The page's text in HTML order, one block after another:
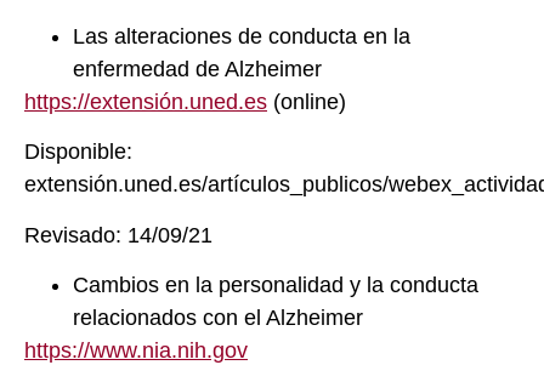
Las alteraciones de conducta en la
enfermedad de Alzheimer
https://extensión.uned.es (online)
Disponible:
extensión.uned.es/artículos_publicos/
Revisado: 14/09/21
Cambios en la personalidad y la conducta
relacionados con el Alzheimer
https://www.nia.nih.gov